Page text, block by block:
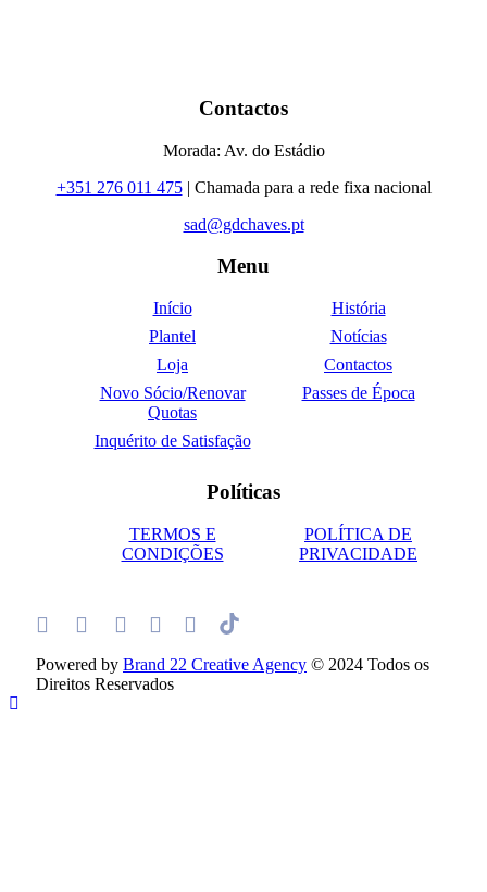
Contactos
Morada: Av. do Estádio
+351 276 011 475| Chamada para a rede fixa nacional
sad@gdchaves.pt
Menu
Início
História
Plantel
Notícias
Loja
Contactos
Novo Sócio/Renovar
Quotas
Passes de Época
Inquérito de Satisfação
Políticas
TERMOS E
CONDIÇÕES
POLÍTICA DE
PRIVACIDADE
Powered by Brand 22 Creative Agency © 2024 Todos os
Direitos Reservados